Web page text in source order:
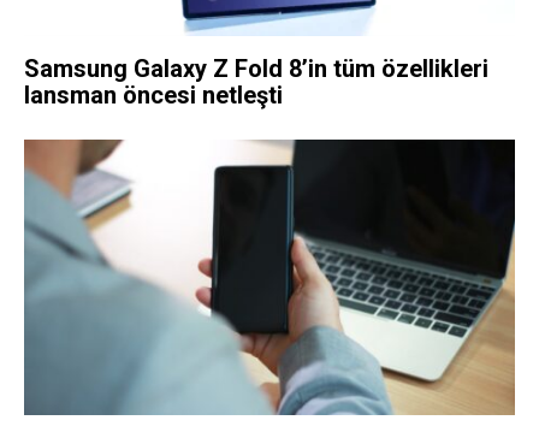
Samsung Galaxy Z Fold 8’in tüm özellikleri
lansman öncesi netleşti